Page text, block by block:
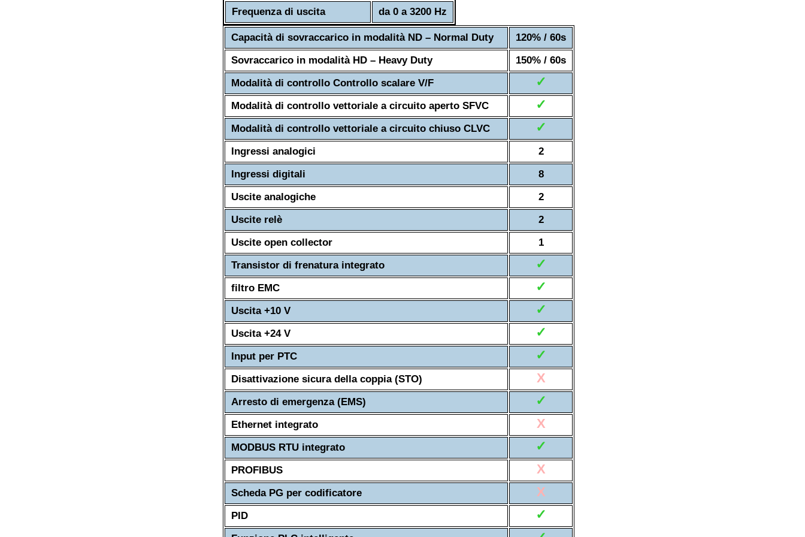
Frequenza di uscita da 0 a 3200 Hz
Capacità di sovraccarico in modalità ND – Normal Duty
120% / 60s
Sovraccarico in modalità HD – Heavy Duty
150% / 60s
Modalità di controllo Controllo scalare V/F
✓
Modalità di controllo vettoriale a circuito aperto SFVC ✓
Modalità di controllo vettoriale a circuito chiuso CLVC ✓
Ingressi analogici
2
Ingressi digitali
8
Uscite analogiche
2
Uscite relè
2
Uscite open collector
1
Transistor di frenatura integrato
✓
filtro EMC ✓
Uscita +10 V ✓
Uscita +24 V ✓
Input per PTC ✓
Disattivazione sicura della coppia (STO) X
Arresto di emergenza (EMS) ✓
Ethernet integrato X
MODBUS RTU integrato ✓
PROFIBUS X
Scheda PG per codificatore X
PID ✓